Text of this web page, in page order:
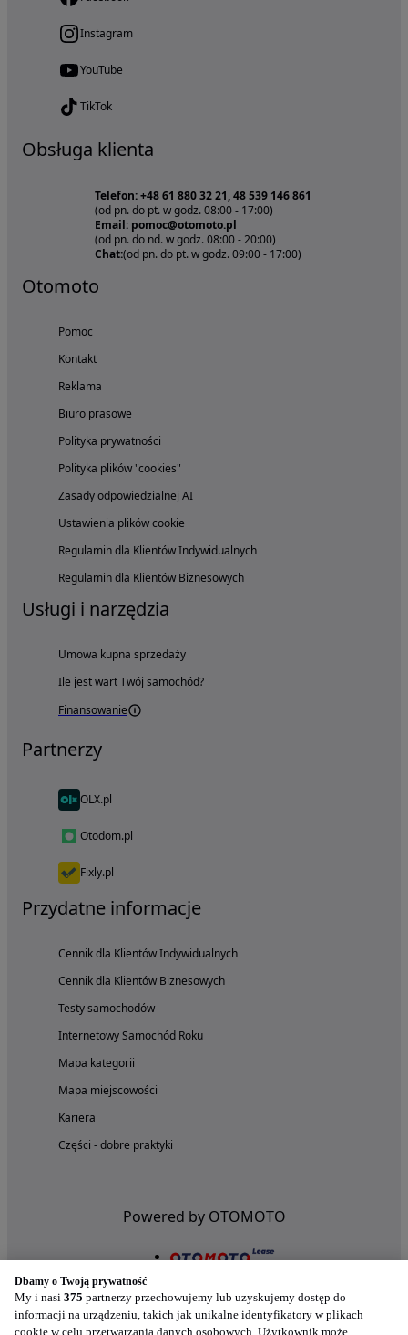
Instagram
YouTube
TikTok
Obsługa klienta
Telefon: +48 61 880 32 21, 48 539 146 861
(od pn. do pt. w godz. 08:00 - 17:00)
Email: pomoc@otomoto.pl
(od pn. do nd. w godz. 08:00 - 20:00)
Chat:(od pn. do pt. w godz. 09:00 - 17:00)
Otomoto
Pomoc
Kontakt
Reklama
Biuro prasowe
Polityka prywatności
Polityka plików "cookies"
Zasady odpowiedzialnej AI
Ustawienia plików cookie
Regulamin dla Klientów Indywidualnych
Regulamin dla Klientów Biznesowych
Usługi i narzędzia
Umowa kupna sprzedaży
Ile jest wart Twój samochód?
Finansowanie
Partnerzy
OLX.pl
Otodom.pl
Fixly.pl
Przydatne informacje
Cennik dla Klientów Indywidualnych
Cennik dla Klientów Biznesowych
Testy samochodów
Internetowy Samochód Roku
Mapa kategorii
Mapa miejscowości
Kariera
Części - dobre praktyki
Powered by OTOMOTO
Dbamy o Twoją prywatność
My i nasi 375 partnerzy przechowujemy lub uzyskujemy dostęp do
informacji na urządzeniu, takich jak unikalne identyfikatory w plikach
cookie w celu przetwarzania danych osobowych. Użytkownik może